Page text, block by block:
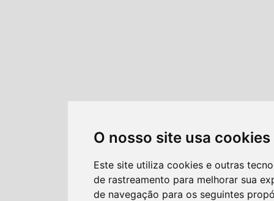
O nosso site usa cookies
Este site utiliza cookies e outras
de rastreamento para melhorar sua
de navegação para os seguintes